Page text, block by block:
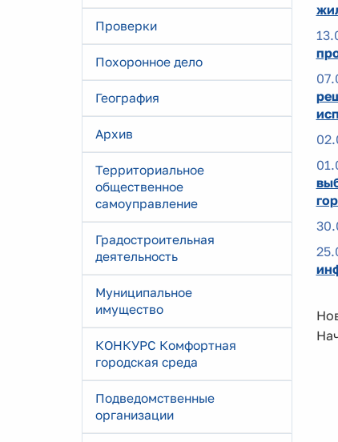
Проверки
Похоронное дело
География
Архив
Территориальное
общественное
самоуправление
Градостроительная
деятельность
Муниципальное
имущество
КОНКУРС Комфортная
городская среда
Подведомственные
организации